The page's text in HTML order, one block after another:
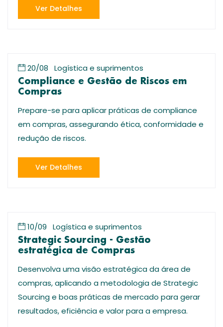
Ver Detalhes
20/08 Logística e suprimentos
Compliance e Gestão de Riscos em
Compras
Prepare-se para aplicar práticas de compliance
em compras, assegurando ética, conformidade e
redução de riscos.
Ver Detalhes
10/09 Logística e suprimentos
Strategic Sourcing - Gestão
estratégica de Compras
Desenvolva uma visão estratégica da área de
compras, aplicando a metodologia de Strategic
Sourcing e boas práticas de mercado para gerar
resultados, eficiência e valor para a empresa.